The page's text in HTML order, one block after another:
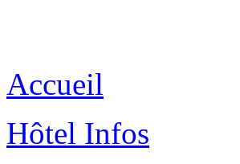
Accueil
Hôtel Infos